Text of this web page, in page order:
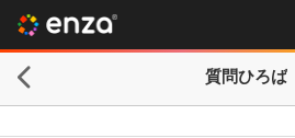
質問ひろば